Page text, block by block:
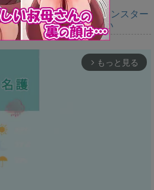
えて，一緒に狩る。「モンスター
レンドリンク開発の狙い
arrow_forward_ios もっと見る